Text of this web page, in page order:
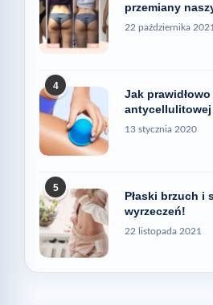
przemiany
22 października 2021
4
Jak
13 stycznia 2020
5
Płaski brzuch i
wyrzeczeń!
22 listopada 2021